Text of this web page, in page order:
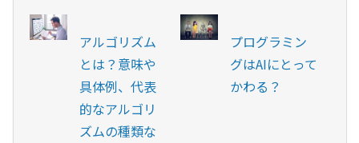
アルゴリズム
とは？意味や
具体例、代表
的なアルゴリ
ズムの種類な
プログラミン
グはAIにとって
かわる？